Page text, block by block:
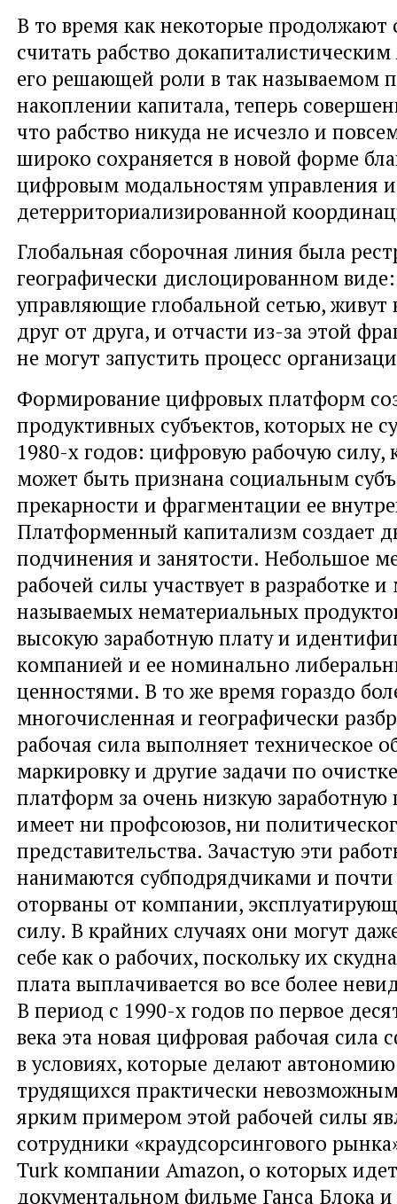
В то время как некоторые
считать рабство
его решающей роли в так называемом
накоплении капитала, теперь
что рабство никуда не исчезло и
широко сохраняется в новой форме
цифровым модальностям управления и
детерриториализированной
Глобальная сборочная линия была
географически дислоцированном
управляющие глобальной сетью, живут
друг от друга, и отчасти из-за этой
не могут запустить процесс
Формирование цифровых платформ
продуктивных субъектов, которых не
1980-х годов: цифровую рабочую силу,
может быть признана социальным
прекарности и фрагментации ее
Платформенный капитализм создает
подчинения и занятости. Небольшое
рабочей силы участвует в разработке и
называемых нематериальных
высокую заработную плату и
компанией и ее номинально
ценностями. В то же время гораздо
многочисленная и географически
рабочая сила выполняет техническое
маркировку и другие задачи по
платформ за очень низкую заработную
имеет ни профсоюзов, ни
представительства. Зачастую эти
нанимаются субподрядчиками и
оторваны от компании,
силу. В крайних случаях они могут
себе как о рабочих, поскольку их
плата выплачивается во все более
В период с 1990-х годов по первое
века эта новая цифровая рабочая сила
в условиях, которые делают
трудящихся практически
ярким примером этой рабочей силы
сотрудники «краудсорсингового
Turk компании Amazon, о которых
документальном фильме Ганса Блока